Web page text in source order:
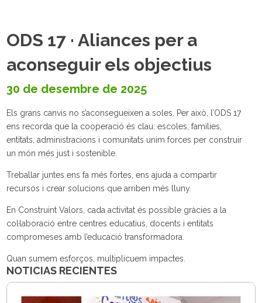
ODS 17 · Aliances per a
aconseguir els objectius
30 de desembre de 2025
Els grans canvis no s’aconsegueixen a soles. Per això, l’ODS 17
ens recorda que la cooperació és clau: escoles, famílies,
entitats, administracions i comunitats unim forces per construir
un món més just i sostenible.
Treballar juntes ens fa més fortes, ens ajuda a compartir
recursos i crear solucions que arriben més lluny.
En Construint Valors, cada activitat és possible gràcies a la
col·laboració entre centres educatius, docents i entitats
compromeses amb l’educació transformadora.
Quan sumem esforços, multiplicuem impactes.
NOTICIAS RECIENTES